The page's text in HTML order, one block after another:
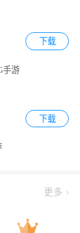
下载
手游
下载
更多